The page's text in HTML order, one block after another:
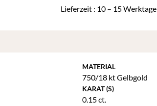
Lieferzeit : 10 – 15 Werktage
MATERIAL
750/18 kt Gelbgold
KARAT (S)
0.15 ct.